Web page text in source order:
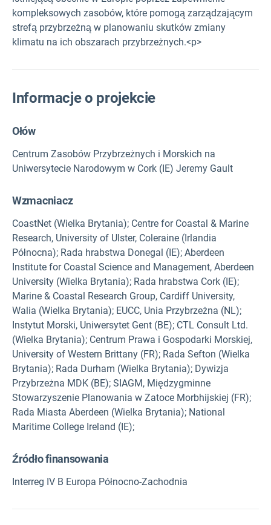
kompleksowych zasobów, które pomogą zarządzającym
strefą przybrzeżną w planowaniu skutków zmiany
klimatu na ich obszarach przybrzeżnych.<p>
Informacje o projekcie
Ołów
Centrum Zasobów Przybrzeżnych i Morskich na
Uniwersytecie Narodowym w Cork (IE) Jeremy Gault
Wzmacniacz
CoastNet (Wielka Brytania); Centre for Coastal & Marine
Research, University of Ulster, Coleraine (Irlandia
Północna); Rada hrabstwa Donegal (IE); Aberdeen
Institute for Coastal Science and Management, Aberdeen
University (Wielka Brytania); Rada hrabstwa Cork (IE);
Marine & Coastal Research Group, Cardiff University,
Walia (Wielka Brytania); EUCC, Unia Przybrzeżna (NL);
Instytut Morski, Uniwersytet Gent (BE); CTL Consult Ltd.
(Wielka Brytania); Centrum Prawa i Gospodarki Morskiej,
University of Western Brittany (FR); Rada Sefton (Wielka
Brytania); Rada Durham (Wielka Brytania); Dywizja
Przybrzeżna MDK (BE); SIAGM, Międzygminne
Stowarzyszenie Planowania w Zatoce Morbhijskiej (FR);
Rada Miasta Aberdeen (Wielka Brytania); National
Maritime College Ireland (IE);
Źródło finansowania
Interreg IV B Europa Północno-Zachodnia